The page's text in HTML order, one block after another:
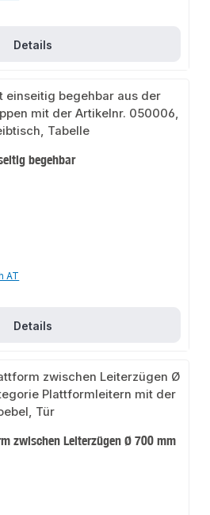
Details
begehbar
AT
Details
zwischen Leiterzügen Ø 700 mm